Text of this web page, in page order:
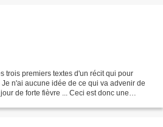
trois premiers textes d'un récit qui pour
n'ai aucune idée de ce qui va advenir de
de forte fièvre ... Ceci est donc une